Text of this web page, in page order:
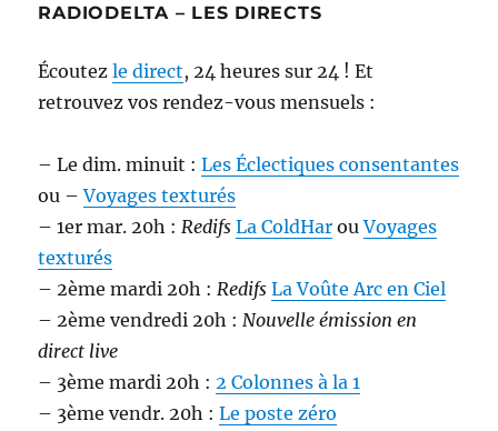
RADIODELTA – LES DIRECTS
Écoutezle direct, 24 heures sur 24 ! Et
retrouvez vos rendez-vous mensuels :
– Le dim. minuit :Les Éclectiques consentantes
ou –Voyages texturés
– 1er mar. 20h : Redifs La ColdHar ouVoyages
texturés
– 2ème mardi 20h : Redifs La Voûte Arc en Ciel
– 2ème vendredi 20h : Nouvelle émission en
direct live
– 3ème mardi 20h : 2 Colonnes à la 1
– 3ème vendr. 20h :Le poste zéro